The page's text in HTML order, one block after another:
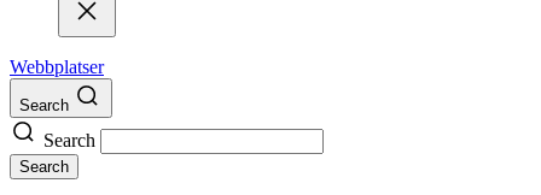
Webbplatser
Search
Search
Search